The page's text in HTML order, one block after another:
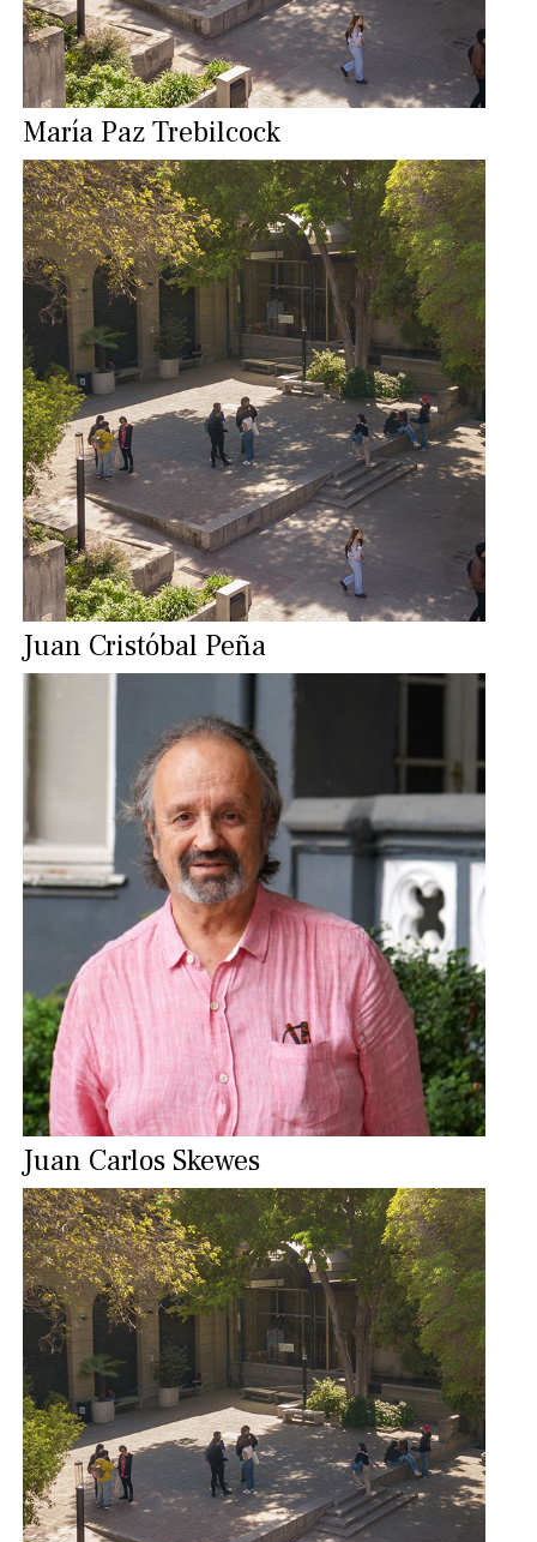
María Paz Trebilcock
Juan Cristóbal Peña
Juan Carlos Skewes